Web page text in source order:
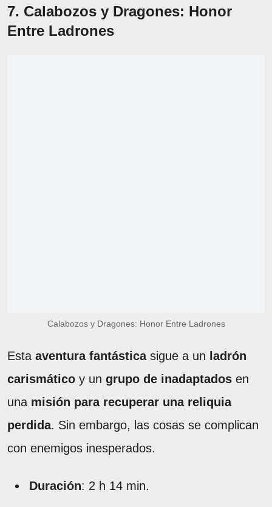
7. Calabozos y Dragones: Honor
Entre Ladrones
Calabozos y Dragones: Honor Entre Ladrones
Esta aventura fantásticasigue a un ladrón
carismático y un grupo de inadaptados en
una misión para recuperar una reliquia
perdida. Sin embargo, las cosas se complican
con enemigos inesperados.
Duración: 2 h 14 min.